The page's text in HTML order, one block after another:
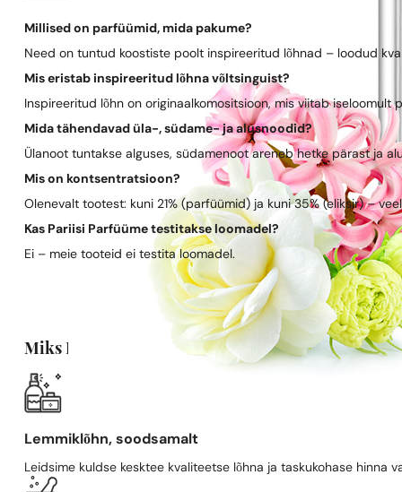
Millised on parfüümid, mida pakume?
Need on tuntud koostiste poolt inspireeritud lõhnad – loodud
Mis eristab inspireeritud lõhna võltsinguist?
Inspireeritud lõhn on originaalkomositsioon, mis viitab
Mida tähendavad üla-, südame- ja alusnoodid?
Ülanoot tuntakse alguses, südamenoot areneb hetke pärast ja
Mis on kontsentratsioon?
Olenevalt tootest: kuni 21% (parfüümid) ja kuni 35% (eliksir) –
Kas Pariisi Parfüüme testitakse loomadel?
Ei – meie tooteid ei testita loomadel.
Miks Pariisi Parfüümid?
Lemmiklõhn, soodsamalt
Leidsime kuldse kesktee kvaliteetse lõhna ja taskukohase hinna